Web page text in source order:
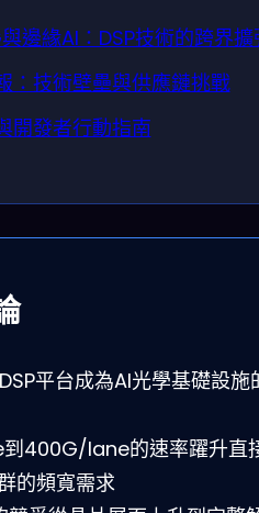
邊緣AI：DSP技術的跨界擴
：技術壁壘與供應鏈挑戰
開發者行動指南
平台成為AI光學基礎設施
400G/lane的速率躍升直
的頻寬需求